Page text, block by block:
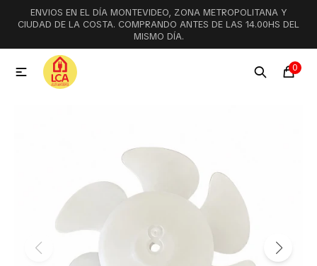
ENVIOS EN EL DÍA MONTEVIDEO, ZONA METROPOLITANA Y
CIUDAD DE LA COSTA. COMPRANDO ANTES DE LAS 14.00HS DEL
MISMO DÍA.
0

MI CUENTA
Menú
Lavadoras y lavavajillas